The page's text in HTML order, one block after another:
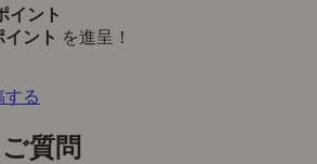
イント
イント を進呈！
する
質問